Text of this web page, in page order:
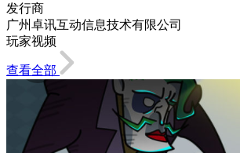
发行商
广州卓讯互动信息技术有限公司
玩家视频
查看全部